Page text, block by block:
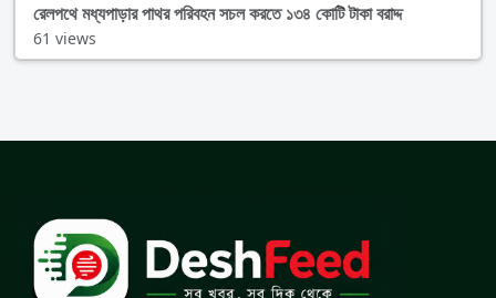
রেলপথে মধ্যপাড়ার পাথর পরিবহন সচল করতে ১৩৪ কোটি টাকা বরাদ্দ
61 views